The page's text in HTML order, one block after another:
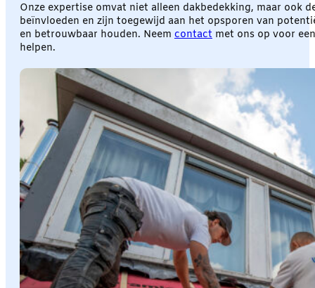
Onze expertise omvat niet alleen dakbedekking, maar ook
beïnvloeden en zijn toegewijd aan het opsporen van
en betrouwbaar houden. Neem contact met ons op voor
helpen.